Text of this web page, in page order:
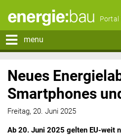
Portal
menu
Neues
Smartphones
Freitag, 20. Juni 2025
Ab 20. Juni 2025 gelten EU-weit